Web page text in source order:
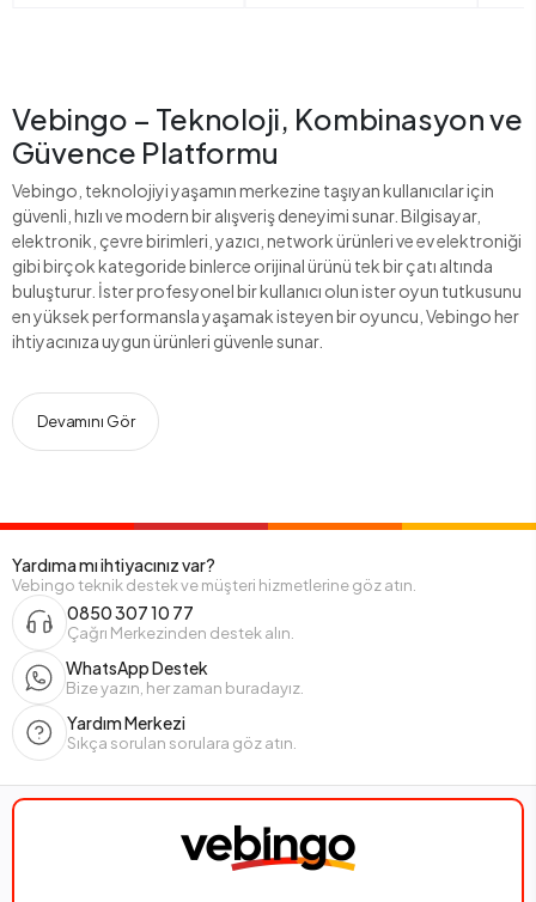
Vebingo – Teknoloji, Kombinasyon ve
Güvence Platformu
Vebingo, teknolojiyi yaşamın merkezine taşıyan kullanıcılar için
güvenli, hızlı ve modern bir alışveriş deneyimi sunar. Bilgisayar,
elektronik, çevre birimleri, yazıcı, network ürünleri ve ev elektroniği
gibi birçok kategoride binlerce orijinal ürünü tek bir çatı altında
buluşturur. İster profesyonel bir kullanıcı olun ister oyun tutkusunu
en yüksek performansla yaşamak isteyen bir oyuncu, Vebingo her
ihtiyacınıza uygun ürünleri güvenle sunar.
Devamını Gör
Yardıma mı ihtiyacınız var?
Vebingo teknik destek ve müşteri hizmetlerine göz atın.
0850 307 10 77
Çağrı Merkezinden destek alın.
WhatsApp Destek
Bize yazın, her zaman buradayız.
Yardım Merkezi
Sıkça sorulan sorulara göz atın.